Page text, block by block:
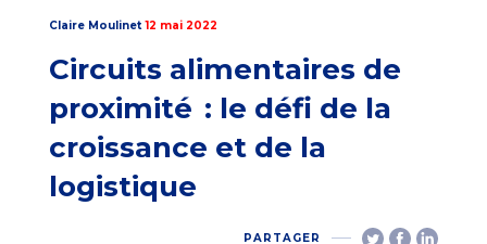
Claire Moulinet 12 mai 2022
Circuits alimentaires de
proximité : le défi de la
croissance et de la
logistique
PARTAGER